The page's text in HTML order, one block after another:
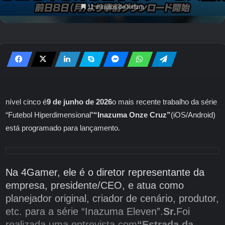
11 minutos de leitura
nível cinco é9 de junho de 2026o mais recente trabalho da série
“Futebol Hiperdimensional”“Inazuma Onze Cruz”(iOS/Android)
está programado para lançamento.
Na 4Gamer, ele é o diretor representante da
empresa, presidente/CEO, e atua como
planejador original, criador de cenário, produtor,
etc. para a série “Inazuma Eleven”.Sr.Foi